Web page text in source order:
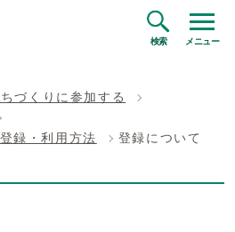
検索 メニュー
ちづくりに参加する
録・利用方法
登録について